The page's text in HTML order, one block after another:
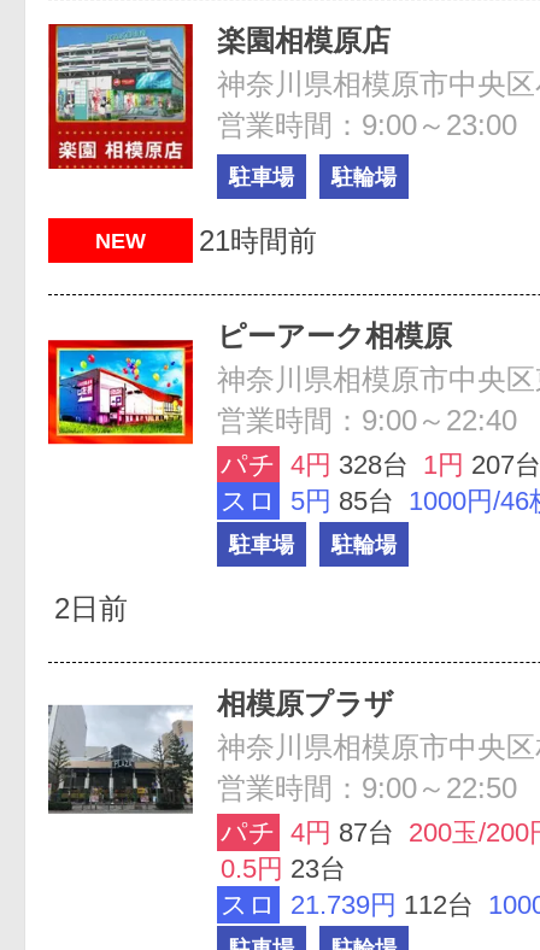
楽園相模原店
神奈川県相模原市中央
営業時間：9:00～23:00
駐車場 駐輪場
NEW 21時間前
ピーアーク相模原
営業時間：9:00～22:40
パチ 4円 328台 1円 207台
スロ
5円 85台 1000円/46
駐車場 駐輪場
2日前
相模原プラザ
神奈川県相模原市中央
営業時間：9:00～
パチ 4円 87台 200玉/200
0.5円 23台
スロ
21.739円 112台